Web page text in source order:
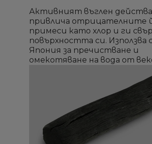
Активният въглен
привлича отрицателните
примеси като хлор и ги
повърхността си. Използва
Япония за пречистване и
омекотяване на вода от